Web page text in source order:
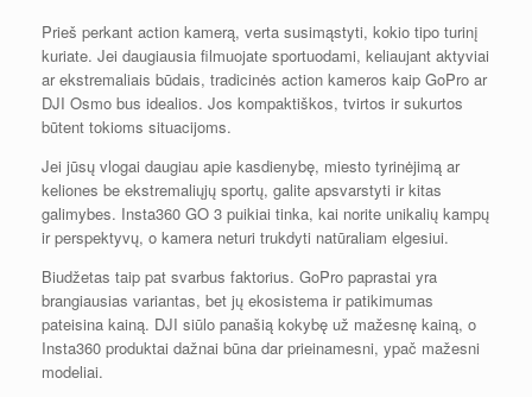
Prieš perkant action kamerą, verta susimąstyti, kokio tipo turinį
kuriate. Jei daugiausia filmuojate sportuodami, keliaujant aktyviai
ar ekstremaliais būdais, tradicinės action kameros kaip GoPro ar
DJI Osmo bus idealios. Jos kompaktiškos, tvirtos ir sukurtos
būtent tokioms situacijoms.
Jei jūsų vlogai daugiau apie kasdienybę, miesto tyrinėjimą ar
keliones be ekstremaliųjų sportų, galite apsvarstyti ir kitas
galimybes. Insta360 GO 3 puikiai tinka, kai norite unikalių kampų
ir perspektyvų, o kamera neturi trukdyti natūraliam elgesiui.
Biudžetas taip pat svarbus faktorius. GoPro paprastai yra
brangiausias variantas, bet jų ekosistema ir patikimumas
pateisina kainą. DJI siūlo panašią kokybę už mažesnę kainą, o
Insta360 produktai dažnai būna dar prieinamesni, ypač mažesni
modeliai.